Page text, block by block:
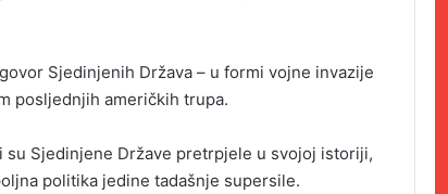
Sjedinjenih Država – u formi vojne invazije
posljednjih američkih trupa.
su Sjedinjene Države pretrpjele u svojoj istoriji,
politika jedine tadašnje supersile.